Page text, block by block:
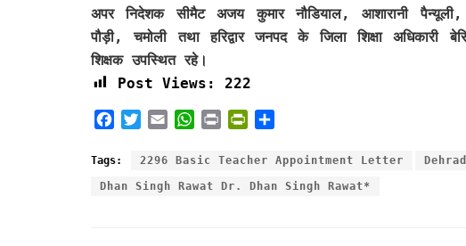
अपर निदेशक सीमैट अजय कुमार नौडियाल, आशारानी पैन्यूली,
पौड़ी, चमोली तथा हरिद्वार जनपद के जिला शिक्षा
शिक्षक उपस्थित रहे।
Post Views:
222
c
i
t
a
a
i
i
a
Tags: 2296 Basic Teacher Appointment Letter
Dhan Singh Rawat Dr. Dhan Singh Rawat*